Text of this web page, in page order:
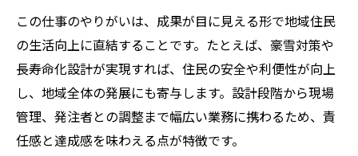
この仕事のやりがいは、成果が目に見える形で地域住民
の生活向上に直結することです。たとえば、豪雪対策や
長寿命化設計が実現すれば、住民の安全や利便性が向上
し、地域全体の発展にも寄与します。設計段階から現場
管理、発注者との調整まで幅広い業務に携わるため、責
任感と達成感を味わえる点が特徴です。